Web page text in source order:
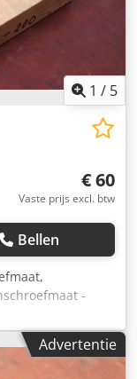
1 / 5
€ 60
Vaste prijs excl. btw
Bellen
-
-Meetbereik:
0,01 mm -
-
1,3 kg
Advertentie